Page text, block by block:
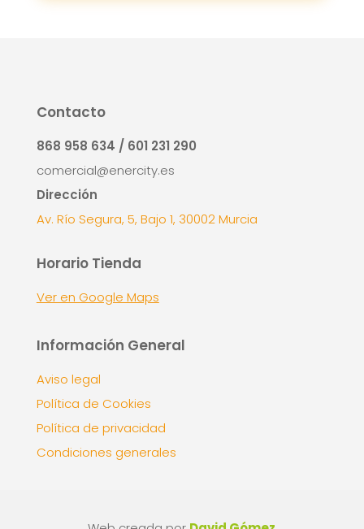
Contacto
868 958 634 / 601 231 290
comercial@enercity.es
Dirección
Av. Río Segura, 5, Bajo 1, 30002 Murcia
Horario Tienda
Ver en Google Maps
Información General
Aviso legal
Política de Cookies
Política de privacidad
Condiciones generales